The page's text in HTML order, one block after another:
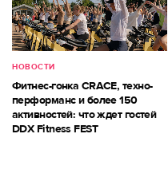
НОВОСТИ
Фитнес-гонка CRACE, техно-
перформанс и более 150
активностей: что ждет гостей
DDX Fitness FEST